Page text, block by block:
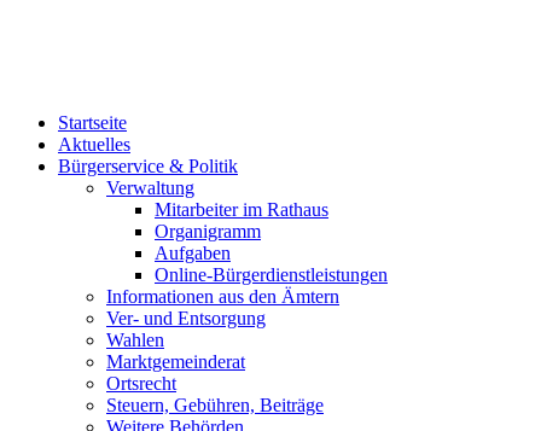
Startseite
Aktuelles
Bürgerservice & Politik
Verwaltung
Mitarbeiter im Rathaus
Organigramm
Aufgaben
Online-Bürgerdienstleistungen
Informationen aus den Ämtern
Ver- und Entsorgung
Wahlen
Marktgemeinderat
Ortsrecht
Steuern, Gebühren, Beiträge
Weitere Behörden